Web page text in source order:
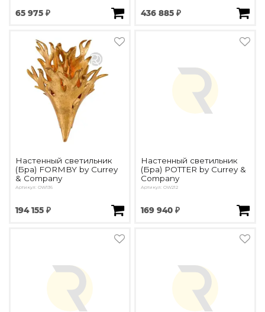
65 975 ₽ 436 885 ₽
Настенный светильник
(Бра) FORMBY by Currey
& Company
Артикул: OW136
194 155 ₽
Настенный светильник
(Бра) POTTER by Currey &
Company
Артикул: OW212
169 940 ₽